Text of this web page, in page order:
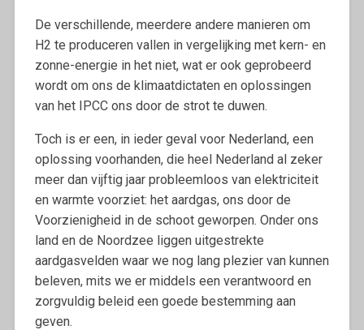
De verschillende, meerdere andere manieren om
H2 te produceren vallen in vergelijking met kern- en
zonne-energie in het niet, wat er ook geprobeerd
wordt om ons de klimaatdictaten en oplossingen
van het IPCC ons door de strot te duwen.
Toch is er een, in ieder geval voor Nederland, een
oplossing voorhanden, die heel Nederland al zeker
meer dan vijftig jaar probleemloos van elektriciteit
en warmte voorziet: het aardgas, ons door de
Voorzienigheid in de schoot geworpen. Onder ons
land en de Noordzee liggen uitgestrekte
aardgasvelden waar we nog lang plezier van kunnen
beleven, mits we er middels een verantwoord en
zorgvuldig beleid een goede bestemming aan
geven.